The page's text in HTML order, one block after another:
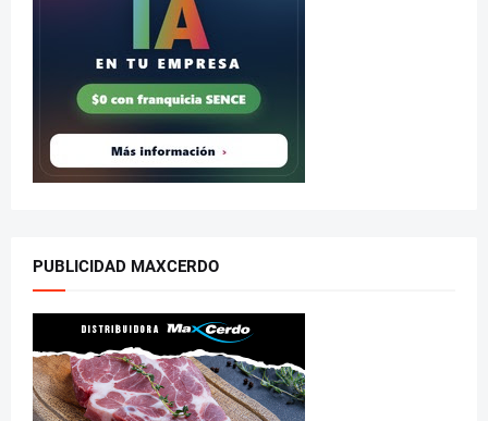
PUBLICIDAD MAXCERDO